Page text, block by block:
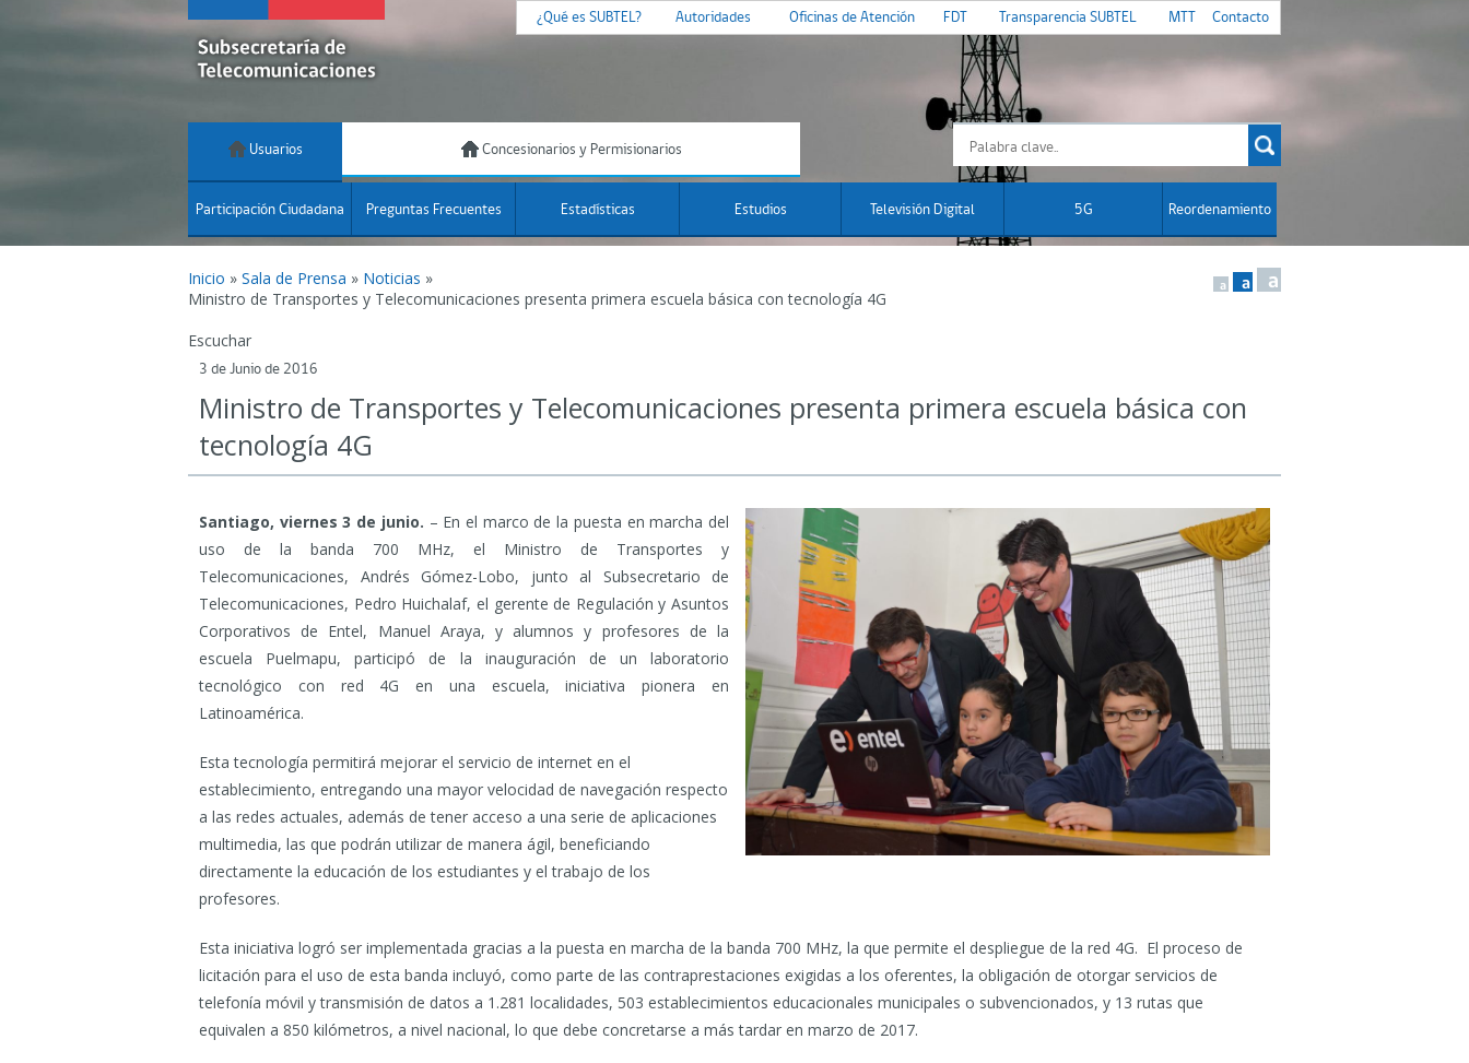
¿Qué es SUBTEL? Autoridades Oficinas de Atención FDT Transparencia SUBTEL MTT Contacto
Usuarios Concesionarios y Permisionarios
Participación Ciudadana Preguntas Frecuentes Estadísticas Estudios Televisión Digital 5G Reordenamiento
Inicio » Sala de Prensa » Noticias »
Ministro de Transportes y Telecomunicaciones presenta primera escuela básica con tecnología 4G
a a a
Escuchar
3 de Junio de 2016
Ministro de Transportes y Telecomunicaciones presenta primera escuela básica con
tecnología 4G
Santiago, viernes 3 de junio. – En el marco de la puesta en marcha del
uso de la banda 700 MHz, el Ministro de Transportes y
Telecomunicaciones, Andrés Gómez-Lobo, junto al Subsecretario de
Telecomunicaciones, Pedro Huichalaf, el gerente de Regulación y Asuntos
Corporativos de Entel, Manuel Araya, y alumnos y profesores de la
escuela Puelmapu, participó de la inauguración de un laboratorio
tecnológico con red 4G en una escuela, iniciativa pionera en
Latinoamérica.
Esta tecnología permitirá mejorar el servicio de internet en el
establecimiento, entregando una mayor velocidad de navegación respecto
a las redes actuales, además de tener acceso a una serie de aplicaciones
multimedia, las que podrán utilizar de manera ágil, beneficiando
directamente la educación de los estudiantes y el trabajo de los
profesores.
Esta iniciativa logró ser implementada gracias a la puesta en marcha de la banda 700 MHz, la que permite el despliegue de la red 4G. El proceso de
licitación para el uso de esta banda incluyó, como parte de las contraprestaciones exigidas a los oferentes, la obligación de otorgar servicios de
telefonía móvil y transmisión de datos a 1.281 localidades, 503 establecimientos educacionales municipales o subvencionados, y 13 rutas que
equivalen a 850 kilómetros, a nivel nacional, lo que debe concretarse a más tardar en marzo de 2017.